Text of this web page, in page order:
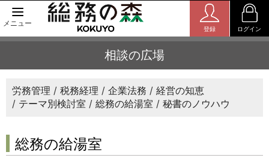
メニュー
登録 ログイン
相談の広場
労務管理 税務経理 企業法務
経営の知恵
テーマ別検討室
総務の給湯室 秘書のノウハウ
総務の給湯室